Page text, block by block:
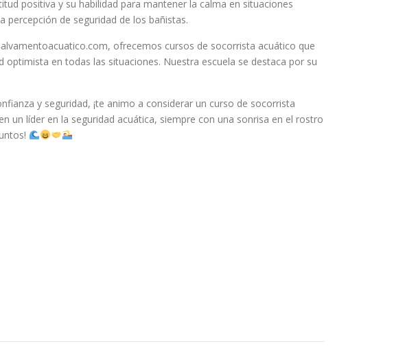
positiva y su habilidad para mantener la calma en situaciones
de seguridad de los bañistas.
ofrecemos cursos de socorrista acuático que
en todas las situaciones. Nuestra escuela se destaca por su
y seguridad, ¡te animo a considerar un curso de socorrista
líder en la seguridad acuática, siempre con una sonrisa en el rostro